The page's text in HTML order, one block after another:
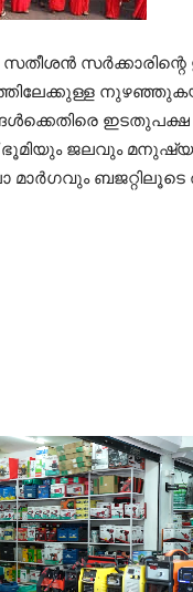
സതീശൻ
ഭൂമിയും ജലവും
മാർഗവും